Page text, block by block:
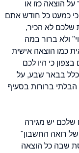
הוצאה כזו או
כמעט כל חודש אתם
שלכם לא הכיר,
ולא ברור במה
כמו הוצאה אישית
כי היו לכם
בבאר שבע, על
ברורות בסעיף
שלכם יש מגירה
רואה החשבון"
שבה כל הוצאה